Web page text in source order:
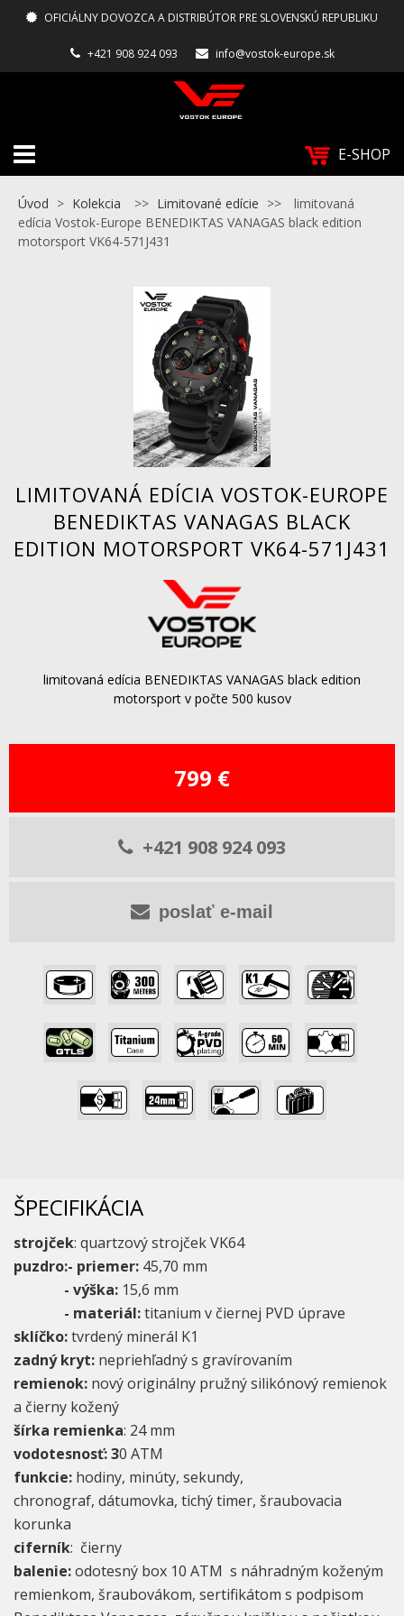
OFICIÁLNY DOVOZCA A DISTRIBÚTOR PRE SLOVENSKÚ REPUBLIKU
+421 908 924 093 info@vostok-europe.sk
E-SHOP
Úvod > Kolekcia >> Limitované edície >>
limitovaná
edícia Vostok-Europe BENEDIKTAS VANAGAS black edition
motorsport VK64-571J431
LIMITOVANÁ EDÍCIA VOSTOK-EUROPE
BENEDIKTAS VANAGAS BLACK
EDITION MOTORSPORT VK64-571J431
limitovaná edícia BENEDIKTAS VANAGAS black edition
motorsport v počte 500 kusov
799 €
+421 908 924 093
poslať e-mail
ŠPECIFIKÁCIA
strojček: quartzový strojček VK64
puzdro:- priemer: 45,70 mm
- výška: 15,6 mm
- materiál:titanium v čiernej PVD úprave
sklíčko:tvrdený minerál K1
zadný kryt: nepriehľadný s gravírovaním
remienok: nový originálny pružný silikónový remienok
a čierny kožený
šírka remienka: 24 mm
vodotesnosť: 30 ATM
funkcie: hodiny, minúty, sekundy,
chronograf, dátumovka, tichý timer, šraubovacia
korunka
ciferník: čierny
balenie:odotesný box 10 ATM s náhradným koženým
remienkom, šraubovákom, sertifikátom s podpisom